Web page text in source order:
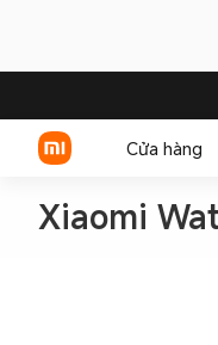
Cửa hàng
Xiaomi